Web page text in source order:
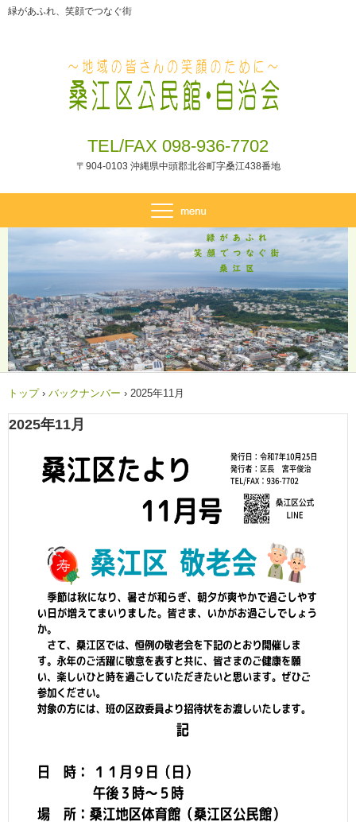
緑があふれ、笑顔でつなぐ街
TEL/FAX 098-936-7702
〒904-0103 沖縄県中頭郡北谷町字桑江438番地
トップ › バックナンバー › 2025年11月
2025年11月